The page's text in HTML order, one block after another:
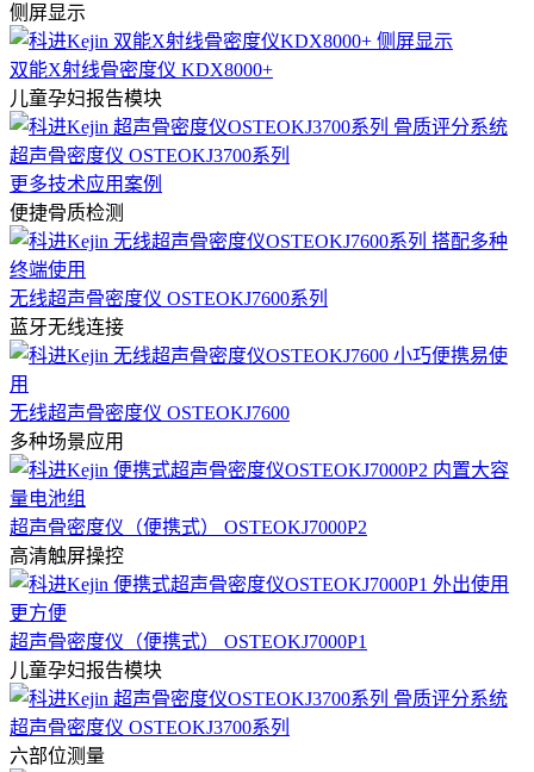
侧屏显示
双能X射线骨密度仪 KDX8000+
儿童孕妇报告模块
超声骨密度仪 OSTEOKJ3700系列
更多技术应用案例
便捷骨质检测
无线超声骨密度仪 OSTEOKJ7600系列
蓝牙无线连接
无线超声骨密度仪 OSTEOKJ7600
多种场景应用
超声骨密度仪（便携式） OSTEOKJ7000P2
高清触屏操控
超声骨密度仪（便携式） OSTEOKJ7000P1
儿童孕妇报告模块
超声骨密度仪 OSTEOKJ3700系列
六部位测量